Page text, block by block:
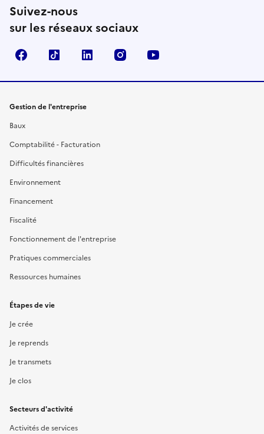
Suivez-nous
sur les réseaux sociaux
FacebookTikTok Linkedin Instagram
Gestion de l'entreprise
Baux
Comptabilité - Facturation
Difficultés financières
Environnement
Financement
Fiscalité
Fonctionnement de l'entreprise
Pratiques commerciales
Ressources humaines
Étapes de vie
Je crée
Je reprends
Je transmets
Je clos
Secteurs d'activité
Activités de services